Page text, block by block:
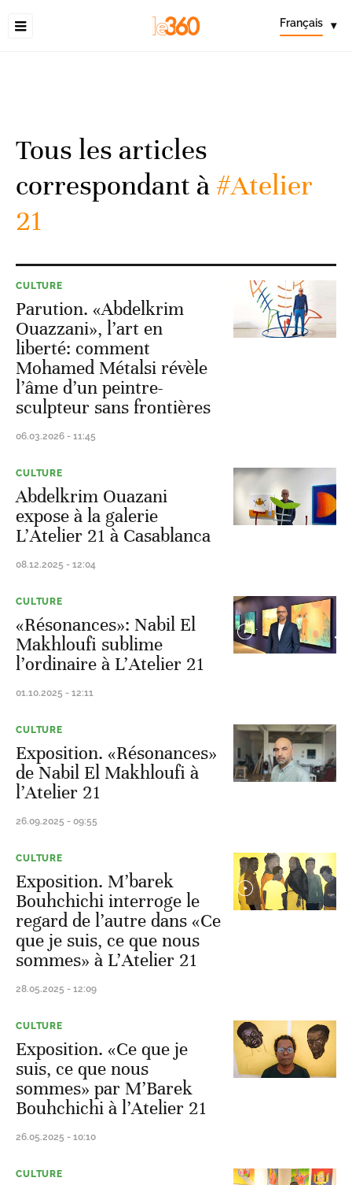
Français ▾
Tous les articles
correspondant à#Atelier
21
CULTURE
Parution. «Abdelkrim
Ouazzani», l’art en
liberté: comment
Mohamed Métalsi révèle
l’âme d’un peintre-
sculpteur sans frontières
06.03.2026 - 11:45
CULTURE
Abdelkrim Ouazani
expose à la galerie
L’Atelier 21 à Casablanca
08.12.2025 - 12:04
CULTURE
«Résonances»: Nabil El
Makhloufi sublime
l’ordinaire à L’Atelier 21
01.10.2025 - 12:11
CULTURE
Exposition. «Résonances»
de Nabil El Makhloufi à
l’Atelier 21
26.09.2025 - 09:55
CULTURE
Exposition. M’barek
Bouhchichi interroge le
regard de l’autre dans «Ce
que je suis, ce que nous
sommes» à L’Atelier 21
28.05.2025 - 12:09
CULTURE
Exposition. «Ce que je
suis, ce que nous
sommes» par M’Barek
Bouhchichi à l’Atelier 21
26.05.2025 - 10:10
CULTURE